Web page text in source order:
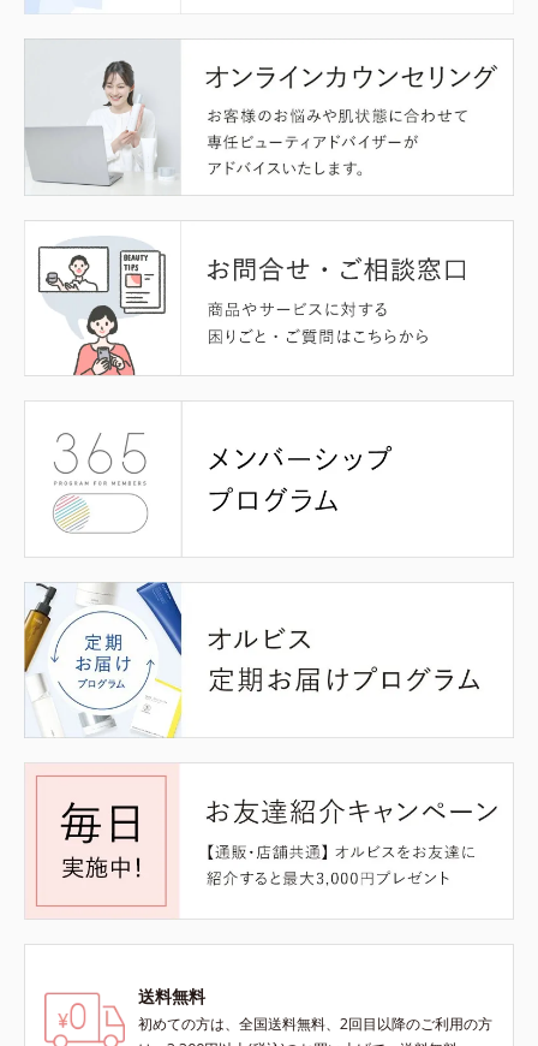
送料無料
初めての方は、全国送料無料、2回目以降のご利用の方